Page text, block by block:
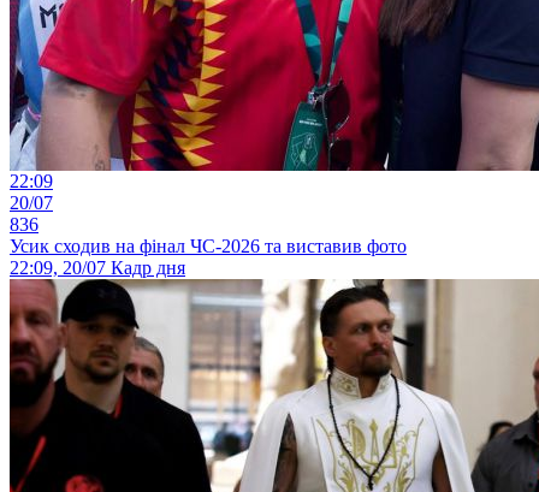
22:09
20/07
836
Усик сходив на фінал ЧС-2026 та виставив фото
22:09, 20/07 Кадр дня